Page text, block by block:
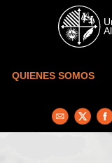
Skip to main content
QUIENES SOMOS